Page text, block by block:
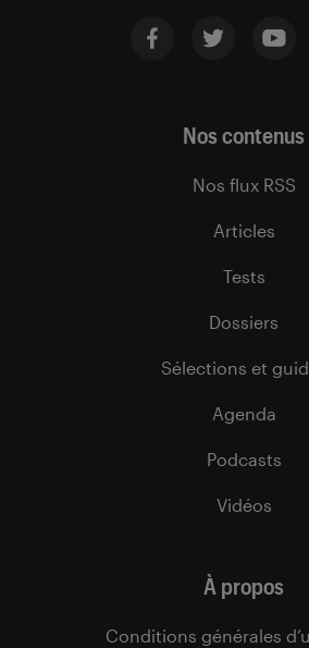
Nos contenus
Nos flux RSS
Articles
Tests
Dossiers
Sélections et
Agenda
Podcasts
Vidéos
À propos
Conditions générales